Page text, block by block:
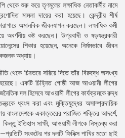
থেকে শুরু করে তৃণমূলের লক্ষাধিক নেতাকর্মীর নামে
মামলা দায়ের করা হয়েছে। কেন্দ্রীয় শীর্ষ
অমানবিক জীবনযাপন করছেন। লক্ষাধিক কর্মী
অবর্ণনীয় কষ্ট করছেন। উগ্রবাদী ও ষড়যন্ত্রকারী
শিকার হয়েছেন, অনেকে নির্মমভাবে জীবন
অধ্যায়।
থেকে চিরতরে সরিয়ে দিতে তাঁর বিরুদ্ধে অসংখ্য
হয়েছে। একটি চিহ্নিত গোষ্ঠী আজ আওয়ামী লীগের
দল হিসেবে আওয়ামী লীগের কার্যক্রমকে রুদ্ধ
ধ্বংস করা এবং মুক্তিযুদ্ধের অসাম্প্রদায়িক
একাত্তরের পরাজিত শক্তির আদর্শে,
কিন্তু ইতিহাস সাক্ষী, আওয়ামী লীগকে নিস্তব্ধ করা
সংকটের পর দলটি ফিনিক্স পাখির মতো ছাই